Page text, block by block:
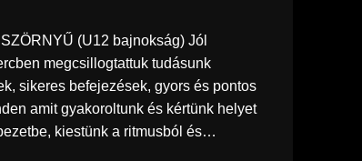
(U12 bajnokság) Jól
megcsillogtattuk tudásunk
sikeres befejezések, gyors és pontos
amit gyakoroltunk és kértünk helyet
kiestünk a ritmusból és…